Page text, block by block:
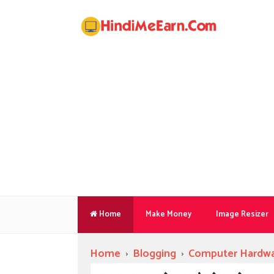
Home Make Money Image Resizer
Home › Blogging › Computer